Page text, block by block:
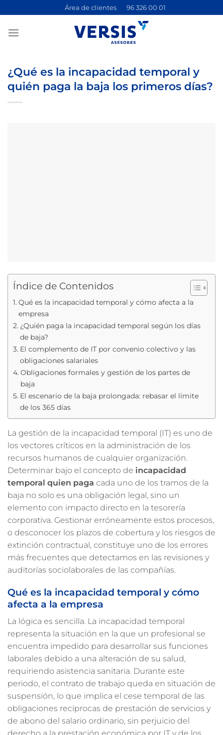
contenido
Área de clientes 96 326 00 01
¿Qué es la incapacidad temporal y
quién paga la baja los primeros días?
Índice de Contenidos
Qué es la incapacidad temporal y cómo afecta a la
empresa
¿Quién paga la incapacidad temporal según los días
de baja?
El complemento de IT por convenio colectivo y las
obligaciones salariales
Obligaciones formales y gestión de los partes de
baja
El escenario de la baja prolongada: rebasar el límite
de los 365 días
La gestión de la incapacidad temporal (IT) es uno de
los vectores críticos en la administración de los
recursos humanos de cualquier organización.
Determinar bajo el concepto de incapacidad
temporal quien paga cada uno de los tramos de la
baja no solo es una obligación legal, sino un
elemento con impacto directo en la tesorería
corporativa. Gestionar erróneamente estos procesos,
o desconocer los plazos de cobertura y los riesgos de
extinción contractual, constituye uno de los errores
más frecuentes que detectamos en las revisiones y
auditorías sociolaborales de las compañías.
Qué es la incapacidad temporal y cómo
afecta a la empresa
La lógica es sencilla. La incapacidad temporal
representa la situación en la que un profesional se
encuentra impedido para desarrollar sus funciones
laborales debido a una alteración de su salud,
requiriendo asistencia sanitaria. Durante este
periodo, el contrato de trabajo queda en situación de
suspensión, lo que implica el cese temporal de las
obligaciones recíprocas de prestación de servicios y
de abono del salario ordinario, sin perjuicio del